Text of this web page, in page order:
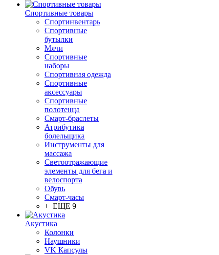
Спортивные товары
Спортинвентарь
Спортивные
бутылки
Мячи
Спортивные
наборы
Спортивная одежда
Спортивные
аксессуары
Спортивные
полотенца
Смарт-браслеты
Атрибутика
болельщика
Инструменты для
массажа
Светоотражающие
элементы для бега и
велоспорта
Обувь
Смарт-часы
+ ЕЩЕ 9
Акустика
Колонки
Наушники
VK Капсулы